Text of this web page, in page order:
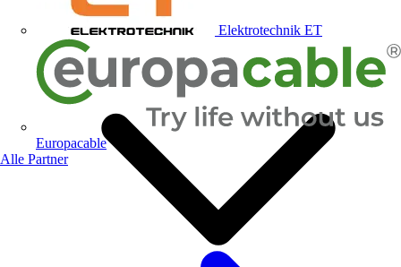
Elektrotechnik ET
Europacable
Alle Partner